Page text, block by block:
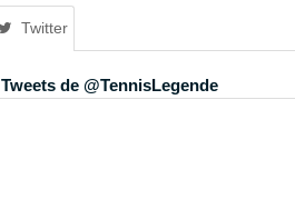
Twitter
Tweets de @TennisLegende